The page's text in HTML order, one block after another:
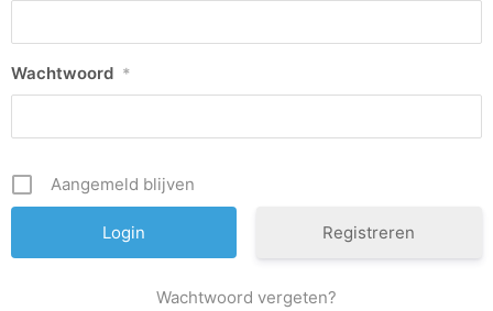
Wachtwoord *
Aangemeld blijven
Registreren
Wachtwoord vergeten?